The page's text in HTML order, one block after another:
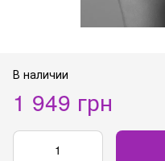
В наличии
1 949 грн